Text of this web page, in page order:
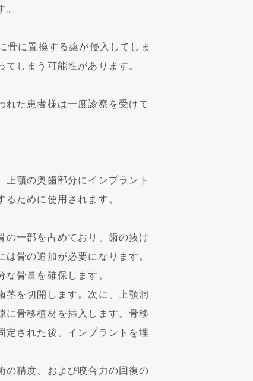
骨に置換する薬が侵入してしま
しまう可能性があります。
た患者様は一度診察を受けて
顎の奥歯部分にインプラント
ために使用されます。
の一部を占めており、歯の抜け
骨の追加が必要になります。
骨量を確保します。
を切開します。次に、上顎洞
に骨移植材を挿入します。骨移
定された後、インプラントを埋
の精度、および咬合力の回復の